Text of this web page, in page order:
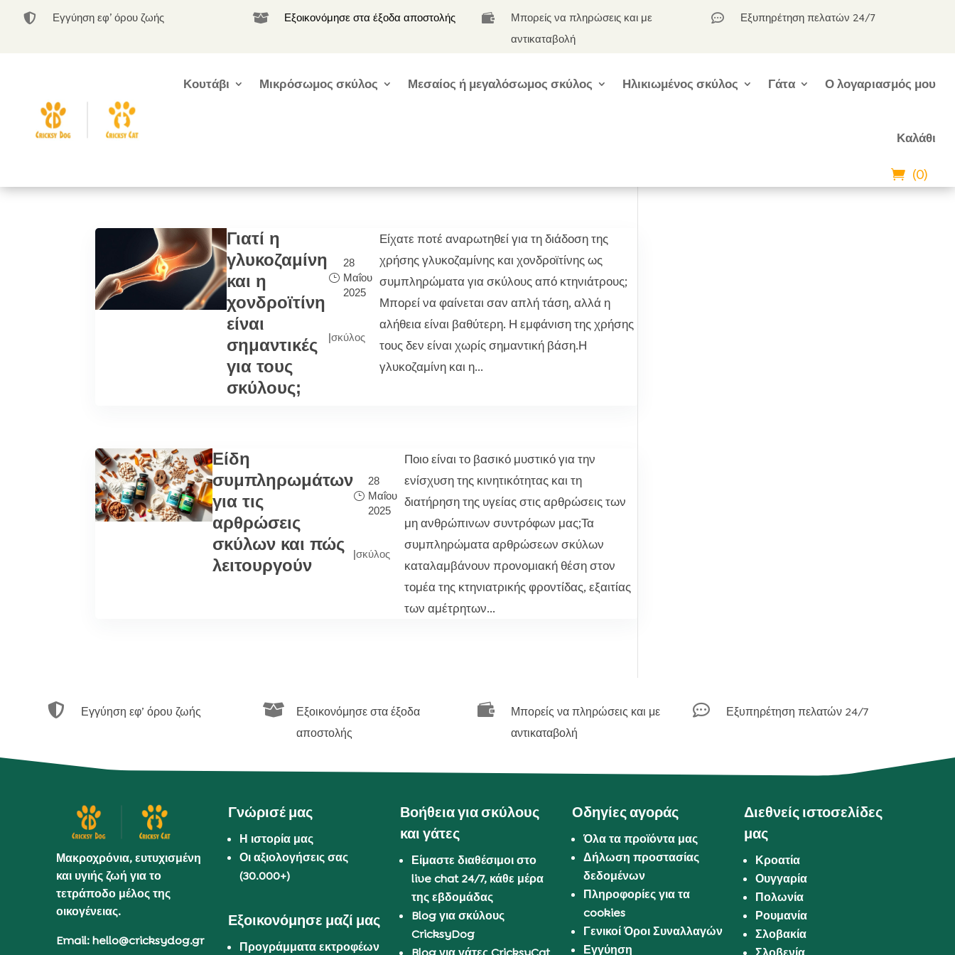
 Εγγύηση εφ’ όρου ζωής  Εξοικονόμησε στα έξοδα αποστολής 
Μπορείς να πληρώσεις και με
αντικαταβολή
 Εξυπηρέτηση πελατών 24/7
Κουτάβι Μικρόσωμος σκύλος Μεσαίος ή μεγαλόσωμος σκύλος Ηλικιωμένος σκύλος Γάτα Ο λογαριασμός μου
Καλάθι
(0)
Γιατί η
γλυκοζαμίνη
και η
χονδροϊτίνη
είναι
σημαντικές
για τους
σκύλους;
28
Μαΐου
2025
|σκύλος
Είχατε ποτέ αναρωτηθεί για τη διάδοση της
χρήσης γλυκοζαμίνης και χονδροϊτίνης ως
συμπληρώματα για σκύλους από κτηνιάτρους;
Μπορεί να φαίνεται σαν απλή τάση, αλλά η
αλήθεια είναι βαθύτερη. Η εμφάνιση της χρήσης
τους δεν είναι χωρίς σημαντική βάση.Η
γλυκοζαμίνη και η...
Είδη
συμπληρωμάτων
για τις
αρθρώσεις
σκύλων και πώς
λειτουργούν
28
Μαΐου
2025
|σκύλος
Ποιο είναι το βασικό μυστικό για την
ενίσχυση της κινητικότητας και τη
διατήρηση της υγείας στις αρθρώσεις των
μη ανθρώπινων συντρόφων μας;Τα
συμπληρώματα αρθρώσεων σκύλων
καταλαμβάνουν προνομιακή θέση στον
τομέα της κτηνιατρικής φροντίδας, εξαιτίας
των αμέτρητων...
 Εγγύηση εφ’ όρου ζωής 
Εξοικονόμησε στα έξοδα
αποστολής

Μπορείς να πληρώσεις και με
αντικαταβολή
 Εξυπηρέτηση πελατών 24/7
Μακροχρόνια, ευτυχισμένη
και υγιής ζωή για το
τετράποδο μέλος της
οικογένειας.
Email: hello@cricksydog.gr
Γνώρισέ μας
Η ιστορία μας
Οι αξιολογήσεις σας
(30.000+)
Εξοικονόμησε μαζί μας
Προγράμματα εκτροφέων
Βοήθεια για σκύλους
και γάτες
Είμαστε διαθέσιμοι στο
live chat 24/7, κάθε μέρα
της εβδομάδας
Blog για σκύλους
CricksyDog
Οδηγίες αγοράς
Όλα τα προϊόντα μας
Δήλωση προστασίας
δεδομένων
Πληροφορίες για τα
cookies
Γενικοί Όροι Συναλλαγών
Εγγύηση
Διεθνείς ιστοσελίδες
μας
Κροατία
Ουγγαρία
Πολωνία
Ρουμανία
Σλοβακία